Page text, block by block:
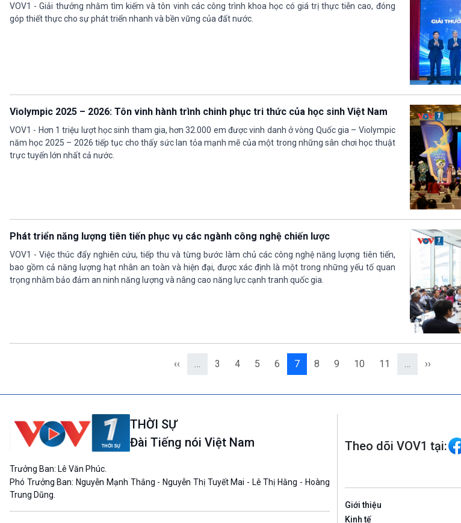
VOV1 - Giải thưởng nhằm tìm kiếm và tôn vinh các công trình khoa học có giá trị thực tiễn cao, đóng
góp thiết thực cho sự phát triển nhanh và bền vững của đất nước.
Violympic 2025 – 2026: Tôn vinh hành trình chinh phục tri thức của học sinh Việt Nam
VOV1 - Hơn 1 triệu lượt học sinh tham gia, hơn 32.000 em được vinh danh ở vòng Quốc gia – Violympic
năm học 2025 – 2026 tiếp tục cho thấy sức lan tỏa mạnh mẽ của một trong những sân chơi học thuật
trực tuyến lớn nhất cả nước.
Phát triển năng lượng tiên tiến phục vụ các ngành công nghệ chiến lược
VOV1 - Việc thúc đẩy nghiên cứu, tiếp thu và từng bước làm chủ các công nghệ năng lượng tiên tiến,
bao gồm cả năng lượng hạt nhân an toàn và hiện đại, được xác định là một trong những yếu tố quan
trọng nhằm bảo đảm an ninh năng lượng và nâng cao năng lực cạnh tranh quốc gia.
‹‹ … 3 4 5 6 7 8 9 10 11 … ››
THỜI SỰ
Đài Tiếng nói Việt Nam
Trưởng Ban: Lê Văn Phúc.
Phó Trưởng Ban: Nguyễn Mạnh Thắng - Nguyễn Thị Tuyết Mai - Lê Thị Hằng - Hoàng
Trung Dũng.
Theo dõi VOV1 tại:
Giới thiệu
Kinh tế